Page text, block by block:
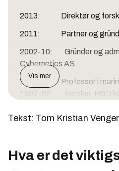
2013: Direktør og
2011: Partner og
2002-10: Gründer og
Cybernetics AS
1999: Professor i marin
1993-02: Forsker, R&D
1993: Dr. ing. i teknisk
1988: Sivilingeniør i
Vis mer
Tekst: Tom Kristian
Hva er det